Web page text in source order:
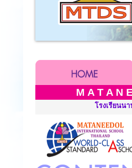
M A T A N
นานาชาติเมทนีดล ประเทศไทย เปิดสอน